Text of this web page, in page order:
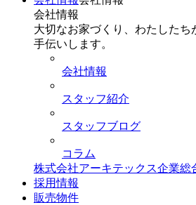
会社情報
大切なお家づくり、わたしたち
手伝いします。
会社情報
スタッフ紹介
スタッフブログ
コラム
株式会社アーキテックス企業総
採用情報
販売物件